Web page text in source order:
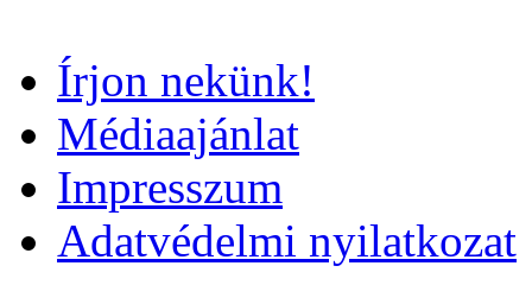
Írjon nekünk!
Médiaajánlat
Impresszum
Adatvédelmi nyilatkozat